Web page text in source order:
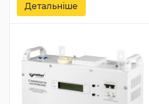
Детальніше